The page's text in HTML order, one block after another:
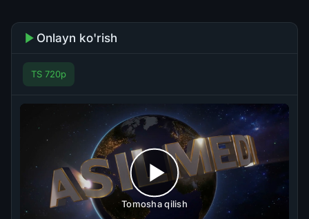
Onlayn ko'rish
TS 720p
Tomosha qilish